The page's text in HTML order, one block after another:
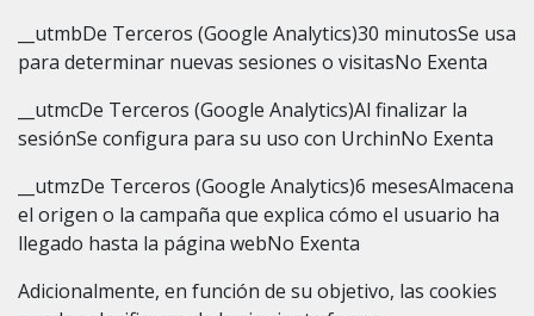
__utmbDe Terceros (Google Analytics)30 minutosSe usa
para determinar nuevas sesiones o visitasNo Exenta
__utmcDe Terceros (Google Analytics)Al finalizar la
sesiónSe configura para su uso con UrchinNo Exenta
__utmzDe Terceros (Google Analytics)6 mesesAlmacena
el origen o la campaña que explica cómo el usuario ha
llegado hasta la página webNo Exenta
Adicionalmente, en función de su objetivo, las cookies